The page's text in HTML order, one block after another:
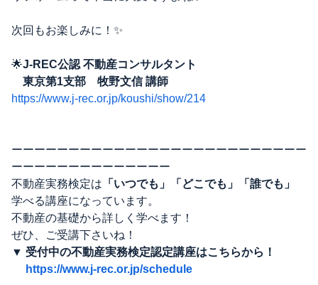
次回もお楽しみに！✨
🌟J-REC公認 不動産コンサルタント
東京第1支部 牧野文信 講師
https://www.j-rec.or.jp/koushi/show/214
ーーーーーーーーーーーーーーーーーーーーーーーーーー
ーーーーーーーーーーーーーー
不動産実務検定は 「いつでも」「どこでも」「誰でも」
学べる講座になっています。
不動産の基礎から詳しく学べます！
ぜひ、ご受講下さいね！
▼ 受付中の不動産実務検定認定講座はこちらから！
https://www.j-rec.or.jp/schedule